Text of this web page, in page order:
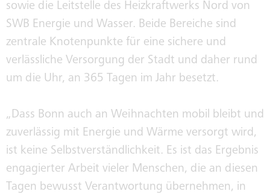
INTEGRITÄT
HISTORIE
SEPA
sowie die Leitstelle des Heizkraftwerks Nord von
SWB Energie und Wasser. Beide Bereiche sind
zentrale Knotenpunkte für eine sichere und
verlässliche Versorgung der Stadt und daher rund
um die Uhr, an 365 Tagen im Jahr besetzt.
„Dass Bonn auch an Weihnachten mobil bleibt und
zuverlässig mit Energie und Wärme versorgt wird,
ist keine Selbstverständlichkeit. Es ist das Ergebnis
engagierter Arbeit vieler Menschen, die an diesen
Tagen bewusst Verantwortung übernehmen, in